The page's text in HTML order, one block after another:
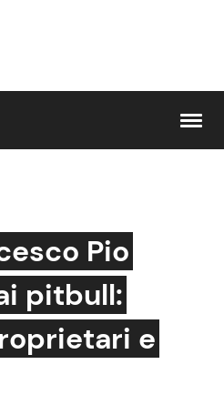
Gossip e TV
Bellezze VIP
Pio
pitbull:
e